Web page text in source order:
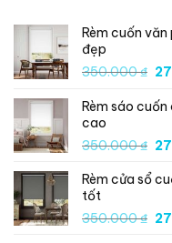
Rèm cuốn
đẹp
350.000₫
là:
Rèm sáo
cao
350.000₫
là:
Rèm cửa sổ
tốt
350.000₫